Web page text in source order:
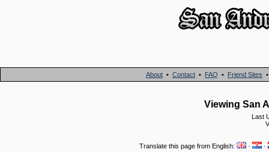
About • Contact • FAQ • Friend Sites
Viewing San
Last
Translate this page from English: · ·